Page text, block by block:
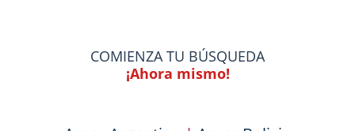
COMIENZA TU BÚSQUEDA
¡Ahora mismo!